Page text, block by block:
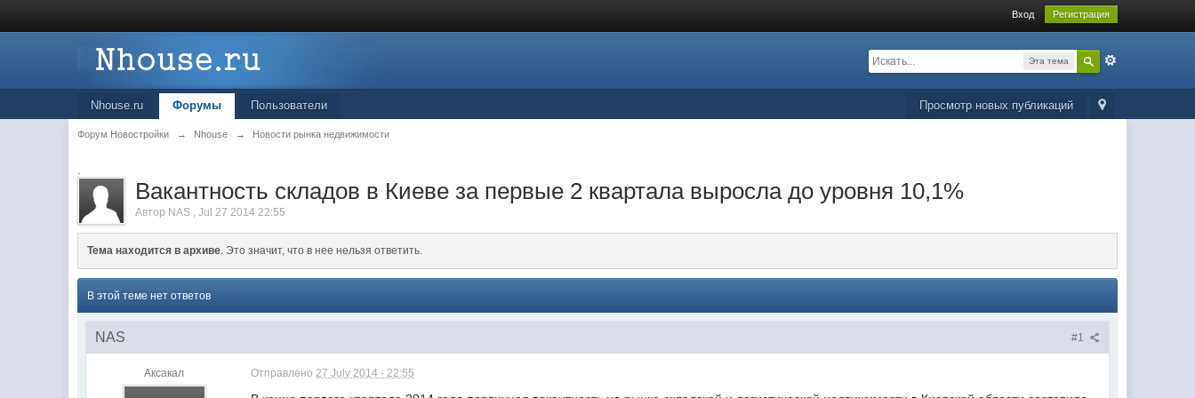
Вход Регистрация
Эта тема
Просмотр новых публикаций
Nhouse.ru Форумы Пользователи
Форум Новостройки → Nhouse → Новости рынка недвижимости
.
Вакантность складов в Киеве за первые 2 квартала выросла до уровня 10,1%
Автор NAS ,Jul 27 2014 22:55
Тема находится в архиве. Это значит, что в нее нельзя ответить.
В этой теме нет ответов
#1
NAS
Аксакал Отправлено27 July 2014 - 22:55